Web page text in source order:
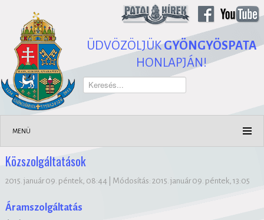
ÜDVÖZÖLJÜKGYÖNGYÖSPATA
HONLAPJÁN!
Keresés...
MENÜ
Közszolgáltatások
2015. január 09. péntek, 08:44 Módosítás: 2015. január 09. péntek, 13:05
Áramszolgáltatás